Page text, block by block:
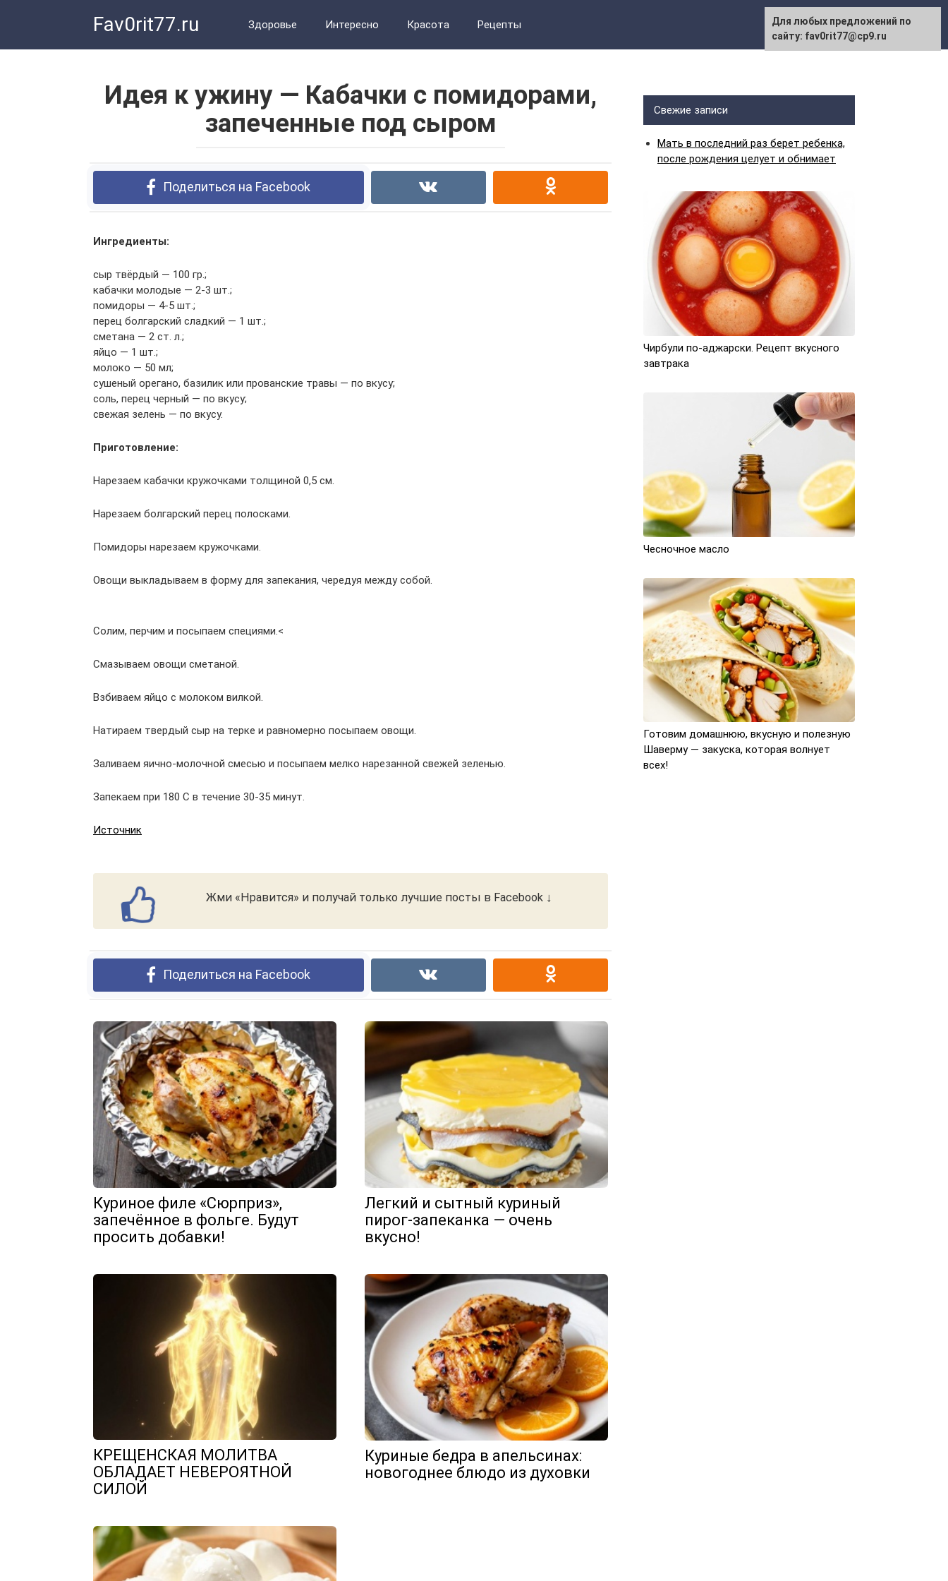
Fav0rit77.ru Здоровье Интересно Красота Рецепты
Идея к ужину — Кабачки с помидорами,
запеченные под сыром
Поделиться на Facebook
Ингредиенты:
сыр твёрдый — 100 гр.;
кабачки молодые — 2-3 шт.;
помидоры — 4-5 шт.;
перец болгарский сладкий — 1 шт.;
сметана — 2 ст. л.;
яйцо — 1 шт.;
молоко — 50 мл;
сушеный орегано, базилик или прованские травы — по вкусу;
соль, перец черный — по вкусу;
свежая зелень — по вкусу.
Приготовление:
Нарезаем кабачки кружочками толщиной 0,5 см.
Нарезаем болгарский перец полосками.
Помидоры нарезаем кружочками.
Овощи выкладываем в форму для запекания, чередуя между собой.
Солим, перчим и посыпаем специями.<
Смазываем овощи сметаной.
Взбиваем яйцо с молоком вилкой.
Натираем твердый сыр на терке и равномерно посыпаем овощи.
Заливаем яично-молочной смесью и посыпаем мелко нарезанной свежей зеленью.
Запекаем при 180 С в течение 30-35 минут.
Источник
Жми «Нравится» и получай только лучшие посты в Facebook ↓
Поделиться на Facebook
Куриное филе «Сюрприз»,
запечённое в фольге. Будут
просить добавки!
Легкий и сытный куриный
пирог-запеканка — очень
вкусно!
КРЕЩЕНСКАЯ МОЛИТВА
ОБЛАДАЕТ НЕВЕРОЯТНОЙ
СИЛОЙ
Куриные бедра в апельсинах:
новогоднее блюдо из духовки
Свежие записи
Мать в последний раз берет ребенка,
после рождения целует и обнимает
Чирбули по-аджарски. Рецепт вкусного
завтрака
Чесночное масло
Готовим домашнюю, вкусную и полезную
Шаверму — закуска, которая волнует
всех!
Для любых предложений по
сайту: fav0rit77@cp9.ru